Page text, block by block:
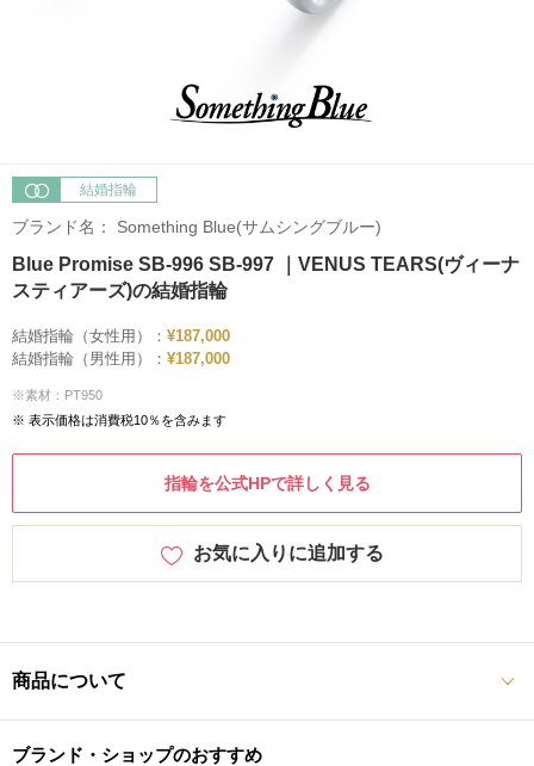
結婚指輪
ブランド名： Something Blue(サムシングブルー)
Blue Promise SB-996 SB-997 ｜VENUS TEARS(ヴィーナ
スティアーズ)の結婚指輪
結婚指輪（女性用）： ¥187,000
結婚指輪（男性用）： ¥187,000
※素材：PT950
※ 表示価格は消費税10％を含みます
指輪を公式HPで詳しく見る
お気に入りに追加する
商品について
ブランド・ショップのおすすめ